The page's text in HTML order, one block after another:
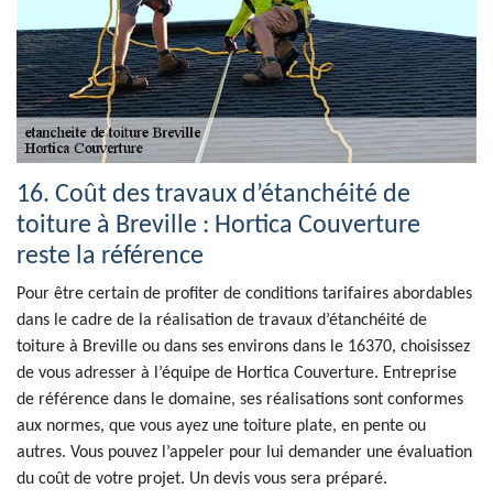
16. Coût des travaux d’étanchéité de
toiture à Breville : Hortica Couverture
reste la référence
Pour être certain de profiter de conditions tarifaires abordables
dans le cadre de la réalisation de travaux d’étanchéité de
toiture à Breville ou dans ses environs dans le 16370, choisissez
de vous adresser à l’équipe de Hortica Couverture. Entreprise
de référence dans le domaine, ses réalisations sont conformes
aux normes, que vous ayez une toiture plate, en pente ou
autres. Vous pouvez l’appeler pour lui demander une évaluation
du coût de votre projet. Un devis vous sera préparé.